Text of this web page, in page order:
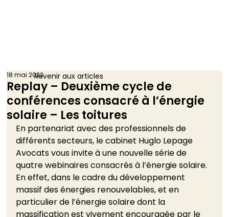
Replay – Deuxième cycle de
conférences consacré à l’énergie
solaire – Les toitures
18 mai 2022
En partenariat avec des professionnels de
différents secteurs, le cabinet Huglo Lepage
Avocats vous invite à une nouvelle série de
quatre webinaires consacrés à l’énergie solaire.
En effet, dans le cadre du développement
massif des énergies renouvelables, et en
particulier de l’énergie solaire dont la
massification est vivement encouragée par le
Revenir aux articles